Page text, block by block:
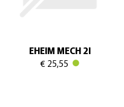
EHEIM MECH 2l
€ 25,55